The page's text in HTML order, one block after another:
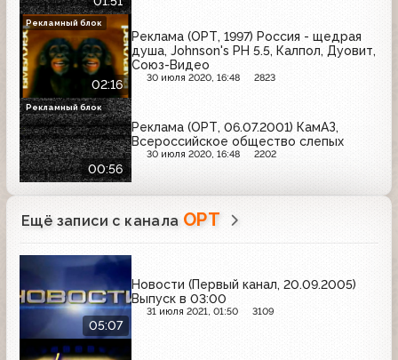
02:16
Реклама (ОРТ, 1997) Россия - щедрая
душа, Johnson's PH 5.5, Калпол, Дуовит,
Союз-Видео
30 июля 2020, 16:48 2823
Рекламный блок
00:56
Реклама (ОРТ, 06.07.2001) КамАЗ,
Всероссийское общество слепых
30 июля 2020, 16:48 2202
Рекламный блок
Ещё записи с канала ОРТ
05:07
Новости (Первый канал, 20.09.2005)
Выпуск в 03:00
31 июля 2021, 01:50 3109